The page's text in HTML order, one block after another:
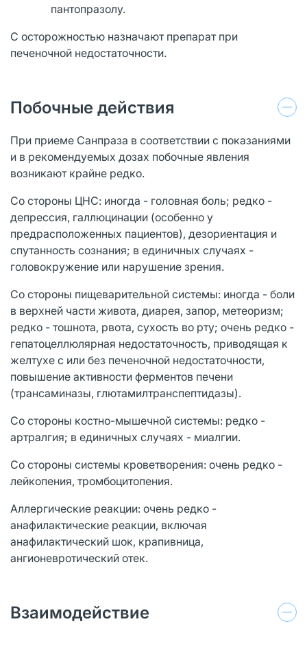
пантопразолу.
С осторожностью назначают препарат при
печеночной недостаточности.
Побочные действия
При приеме Санпраза в соответствии с показаниями
и в рекомендуемых дозах побочные явления
возникают крайне редко.
Со стороны ЦНС: иногда - головная боль; редко -
депрессия, галлюцинации (особенно у
предрасположенных пациентов), дезориентация и
спутанность сознания; в единичных случаях -
головокружение или нарушение зрения.
Со стороны пищеварительной системы: иногда - боли
в верхней части живота, диарея, запор, метеоризм;
редко - тошнота, рвота, сухость во рту; очень редко -
гепатоцеллюлярная недостаточность, приводящая к
желтухе с или без печеночной недостаточности,
повышение активности ферментов печени
(трансаминазы, глютамилтранспептидазы).
Со стороны костно-мышечной системы: редко -
артралгия; в единичных случаях - миалгии.
Со стороны системы кроветворения: очень редко -
лейкопения, тромбоцитопения.
Аллергические реакции: очень редко -
анафилактические реакции, включая
анафилактический шок, крапивница,
ангионевротический отек.
Взаимодействие